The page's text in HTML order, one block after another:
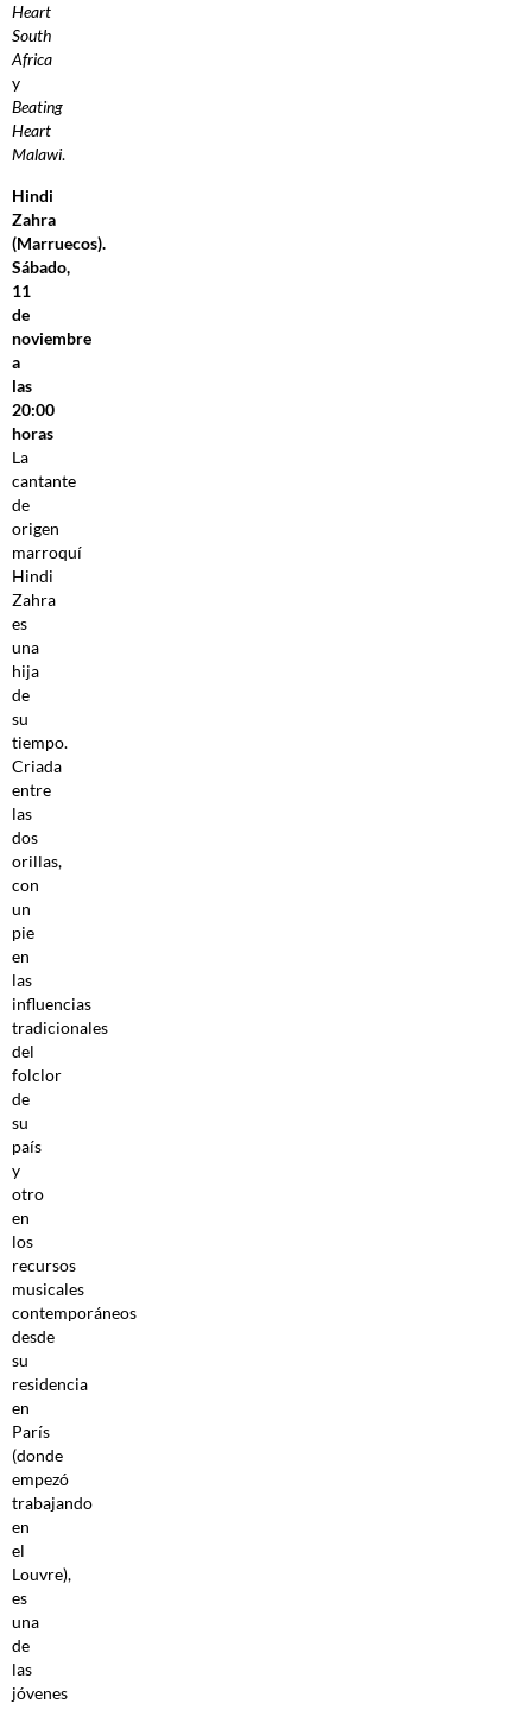
Heart
South
Africa
y
Beating
Heart
Malawi.
Hindi
Zahra
(Marruecos).
Sábado,
11
de
noviembre
a
las
20:00
horas
La
cantante
de
origen
marroquí
Hindi
Zahra
es
una
hija
de
su
tiempo.
Criada
entre
las
dos
orillas,
con
un
pie
en
las
influencias
tradicionales
del
folclor
de
su
país
y
otro
en
los
recursos
musicales
contemporáneos
desde
su
residencia
en
París
(donde
empezó
trabajando
en
el
Louvre),
es
una
de
las
jóvenes